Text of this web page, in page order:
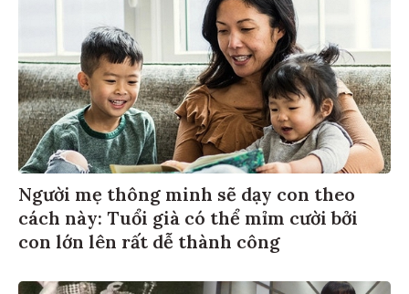
Người mẹ thông minh sẽ dạy con theo
cách này: Tuổi già có thể mỉm cười bởi
con lớn lên rất dễ thành công